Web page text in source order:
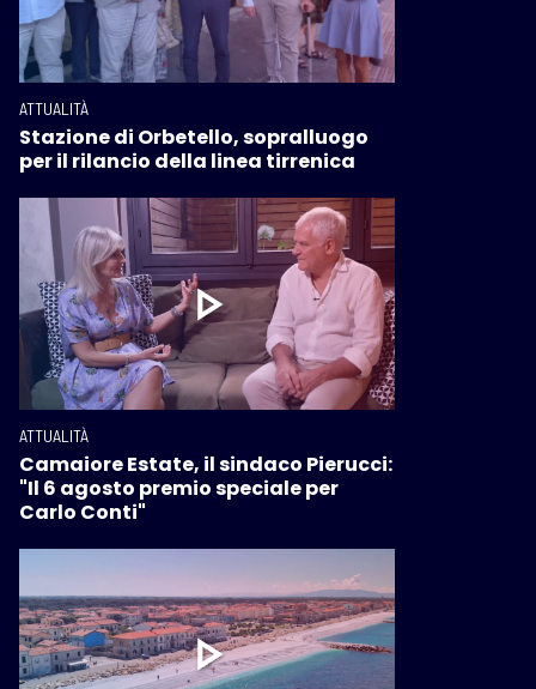
ATTUALITÀ
Stazione di Orbetello, sopralluogo
per il rilancio della linea tirrenica
ATTUALITÀ
Camaiore Estate, il sindaco Pierucci:
"Il 6 agosto premio speciale per
Carlo Conti"